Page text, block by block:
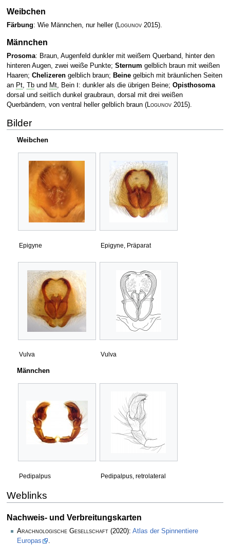
Weibchen
Färbung: Wie Männchen, nur heller (Logunov2015).
Männchen
Prosoma: Braun, Augenfeld dunkler mit weißem Querband, hinter den
hinteren Augen, zwei weiße Punkte; Sternum gelblich braun mit weißen
Haaren; Chelizerengelblich braun; Beinegelbich mit bräunlichen Seiten
an Pt, Tbund Mt, Bein Ⅰ: dunkler als die übrigen Beine; Opisthosoma
dorsal und seitlich dunkel graubraun, dorsal mit drei weißen
Querbändern, von ventral heller gelblich braun (Logunov2015).
Bilder
Weibchen
Epigyne Epigyne, Präparat
Vulva Vulva
Männchen
Pedipalpus Pedipalpus, retrolateral
Weblinks
Nachweis- und Verbreitungskarten
Arachnologische Gesellschaft (2020): Atlas der Spinnentiere
Europas